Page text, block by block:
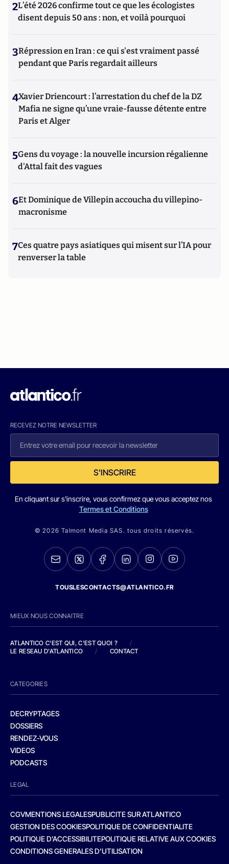
2L’été 2026 confirme tout ce que les écologistes
disent depuis 50 ans : non, et voilà pourquoi
3Répression en Iran : ce qui s'est vraiment passé
pendant que Paris regardait ailleurs
4Xavier Driencourt : l’arrestation du chef de la DZ
Mafia ne signe qu’une vraie-fausse détente entre
Paris et Alger
5Gens du voyage : la nouvelle incursion régalienne
d'Attal fait des vagues
6Et Dominique de Villepin accoucha du villepino-
macronisme
7Ces quatre pays asiatiques qui misent sur l’IA pour
renverser la table
RECEVEZ NOTRE NEWSLETTER
S'INSCRIRE
En cliquant sur s'inscrire, vous confirmez que vous acceptez nos
Termes et Conditions
© 2026 Talmont Media SAS. tous droits réservés.
TOUSLESCONTACTS@ATLANTICO.FR
MIEUX NOUS CONNAITRE
ATLANTICO C'EST QUI, C'EST QUOI ?
/
LE RESEAU D'ATLANTICO
/ CONTACT
CATEGORIES
DECRYPTAGES
DOSSIERS
RENDEZ-VOUS
VIDEOS
PODCASTS
LEGAL
CGVMENTIONS LEGALESPUBLICITE SUR ATLANTICO
GESTION DES COOKIESPOLITIQUE DE CONFIDENTIALITE
POLITIQUE D’ACCESSIBILITEPOLITIQUE RELATIVE AUX COOKIES
CONDITIONS GENERALES D’UTILISATION